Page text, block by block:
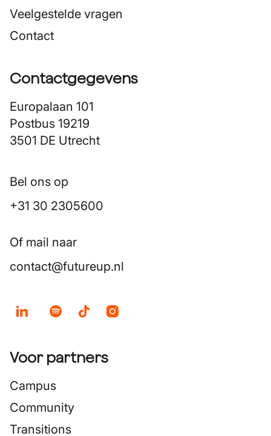
Veelgestelde vragen
Contact
Contactgegevens
Europalaan 101
Postbus 19219
3501 DE Utrecht
Bel ons op
+31 30 2305600
Of mail naar
contact@futureup.nl
Voor partners
Campus
Community
Transitions